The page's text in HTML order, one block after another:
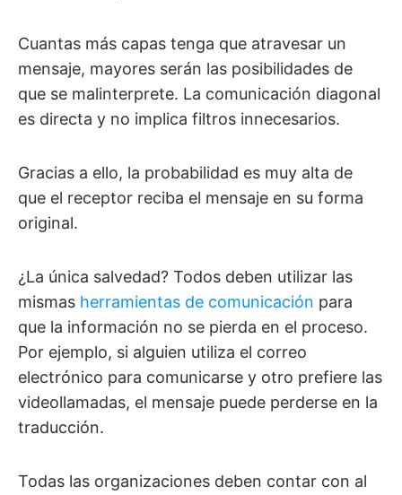
Cuantas más capas tenga que atravesar un
mensaje, mayores serán las posibilidades de
que se malinterprete. La comunicación diagonal
es directa y no implica filtros innecesarios.
Gracias a ello, la probabilidad es muy alta de
que el receptor reciba el mensaje en su forma
original.
¿La única salvedad? Todos deben utilizar las
mismas herramientas de comunicación para
que la información no se pierda en el proceso.
Por ejemplo, si alguien utiliza el correo
electrónico para comunicarse y otro prefiere las
videollamadas, el mensaje puede perderse en la
traducción.
Todas las organizaciones deben contar con al